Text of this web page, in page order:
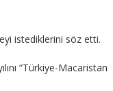
istediklerini söz etti.
“Türkiye-Macaristan